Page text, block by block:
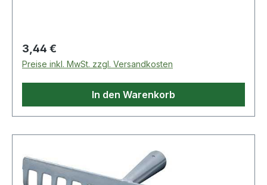
Regulärer Preis:
3,44 €
Preise inkl. MwSt. zzgl. Versandkosten
In den Warenkorb